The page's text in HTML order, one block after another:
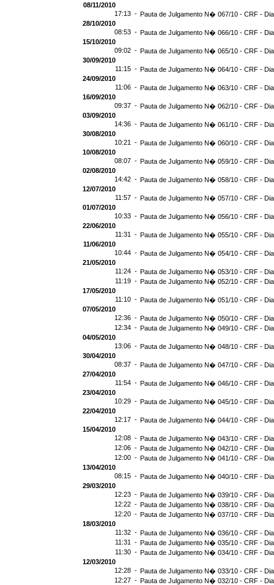
08/11/2010
17:13 - Pauta de Julgamento N� 067/10 - CRF - Dia
28/10/2010
08:53 - Pauta de Julgamento N� 066/10 - CRF -
15/10/2010
09:02 - Pauta de Julgamento N� 065/10 - CRF -
30/09/2010
11:15 - Pauta de Julgamento N� 064/10 - CRF -
24/09/2010
11:06 - Pauta de Julgamento N� 063/10 - CRF -
16/09/2010
09:37 - Pauta de Julgamento N� 062/10 - CRF -
03/09/2010
14:36 - Pauta de Julgamento N� 061/10 - CRF -
30/08/2010
10:21 - Pauta de Julgamento N� 060/10 - CRF -
10/08/2010
08:07 - Pauta de Julgamento N� 059/10 - CRF -
02/08/2010
14:42 - Pauta de Julgamento N� 058/10 - CRF -
12/07/2010
11:57 - Pauta de Julgamento N� 057/10 - CRF -
01/07/2010
10:33 - Pauta de Julgamento N� 056/10 - CRF -
22/06/2010
11:31 - Pauta de Julgamento N� 055/10 - CRF -
11/06/2010
10:44 - Pauta de Julgamento N� 054/10 - CRF -
21/05/2010
11:24 - Pauta de Julgamento N� 053/10 - CRF -
11:19 - Pauta de Julgamento N� 052/10 - CRF -
17/05/2010
11:10 - Pauta de Julgamento N� 051/10 - CRF -
07/05/2010
12:36 - Pauta de Julgamento N� 050/10 - CRF -
12:34 - Pauta de Julgamento N� 049/10 - CRF -
04/05/2010
13:06 - Pauta de Julgamento N� 048/10 - CRF -
30/04/2010
08:37 - Pauta de Julgamento N� 047/10 - CRF -
27/04/2010
11:54 - Pauta de Julgamento N� 046/10 - CRF -
23/04/2010
10:29 - Pauta de Julgamento N� 045/10 - CRF -
22/04/2010
12:17 - Pauta de Julgamento N� 044/10 - CRF -
15/04/2010
12:08 - Pauta de Julgamento N� 043/10 - CRF -
12:06 - Pauta de Julgamento N� 042/10 - CRF -
12:00 - Pauta de Julgamento N� 041/10 - CRF -
13/04/2010
08:15 - Pauta de Julgamento N� 040/10 - CRF -
29/03/2010
12:23 - Pauta de Julgamento N� 039/10 - CRF -
12:22 - Pauta de Julgamento N� 038/10 - CRF -
12:20 - Pauta de Julgamento N� 037/10 - CRF -
18/03/2010
11:32 - Pauta de Julgamento N� 036/10 - CRF -
11:31 - Pauta de Julgamento N� 035/10 - CRF -
11:30 - Pauta de Julgamento N� 034/10 - CRF -
12/03/2010
12:28 - Pauta de Julgamento N� 033/10 - CRF -
12:27 - Pauta de Julgamento N� 032/10 - CRF -